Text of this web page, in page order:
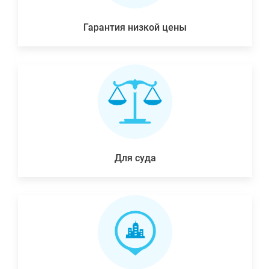
Гарантия низкой цены
Для суда